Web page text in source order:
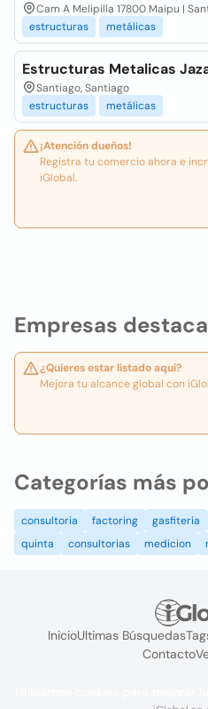
Empresas
¿Quieres estar listado aquí?
Mejora tu alcance global con
Cam A Melipilla 17800 Maipu |
estructuras
metálicas
Estructuras Metalicas
Santiago, Santiago
estructuras
metálicas
¡Atención dueños!
Registra tu comercio ahora e
iGlobal.
Categorías más
consultoria factoring gasfiteria
quinta
consultorias medicion
InicioUltimas Búsquedas
Contacto